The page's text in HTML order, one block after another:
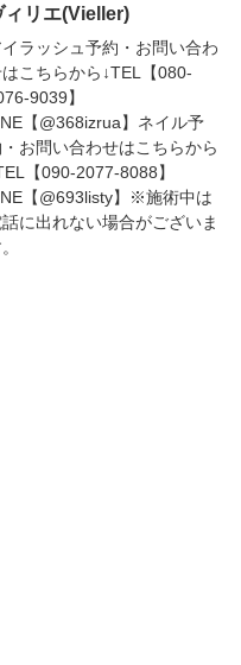
ィリエ(Vieller)
イラッシュ予約・お問い合わ
こちらから↓TEL【080-
9039】
【@368izrua】ネイル予
お問い合わせはこちらから
【090-2077-8088】
【@693listy】※施術中は
話に出れない場合がございま